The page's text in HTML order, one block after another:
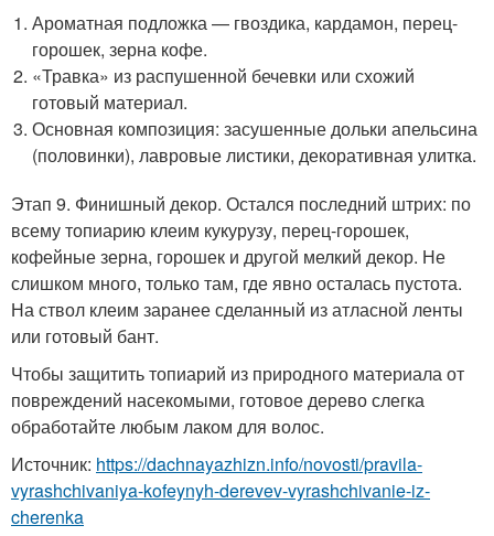
Ароматная подложка — гвоздика, кардамон, перец-
горошек, зерна кофе.
«Травка» из распушенной бечевки или схожий
готовый материал.
Основная композиция: засушенные дольки апельсина
(половинки), лавровые листики, декоративная улитка.
Этап 9. Финишный декор. Остался последний штрих: по
всему топиарию клеим кукурузу, перец-горошек,
кофейные зерна, горошек и другой мелкий декор. Не
слишком много, только там, где явно осталась пустота.
На ствол клеим заранее сделанный из атласной ленты
или готовый бант.
Чтобы защитить топиарий из природного материала от
повреждений насекомыми, готовое дерево слегка
обработайте любым лаком для волос.
Источник: https://dachnayazhizn.info/novosti/pravila-
vyrashchivaniya-kofeynyh-derevev-vyrashchivanie-iz-
cherenka